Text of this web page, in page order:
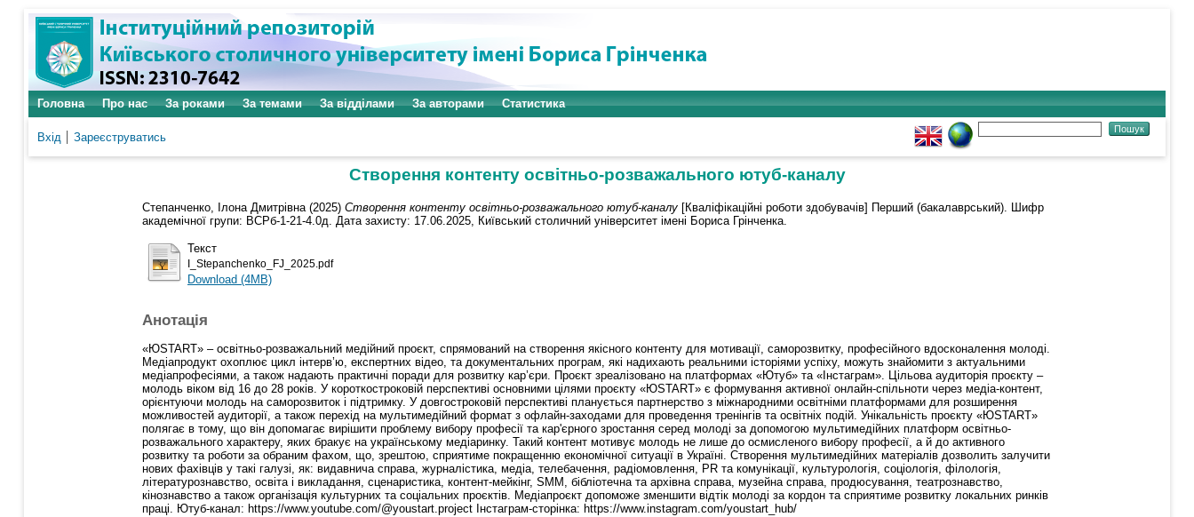
Головна Про нас За роками За темами За відділами За авторами Статистика
Вхід Зареєструватись
Створення контенту освітньо-розважального ютуб-каналу
Степанченко, Ілона Дмитрівна (2025) Створення контенту освітньо-розважального ютуб-каналу [Кваліфікаційні роботи здобувачів] Перший (бакалаврський). Шифр
академічної групи: ВСРб-1-21-4.0д. Дата захисту: 17.06.2025, Київський столичний університет імені Бориса Грінченка.
Текст
I_Stepanchenko_FJ_2025.pdf
Download (4MB)
Анотація
«ЮSTART» – освітньо-розважальний медійний проєкт, спрямований на створення якісного контенту для мотивації, саморозвитку, професійного вдосконалення молоді.
Медіапродукт охоплює цикл інтерв’ю, експертних відео, та документальних програм, які надихають реальними історіями успіху, можуть знайомити з актуальними
медіапрофесіями, а також надають практичні поради для розвитку кар’єри. Проєкт зреалізовано на платформах «Ютуб» та «Інстаграм». Цільова аудиторія проєкту –
молодь віком від 16 до 28 років. У короткостроковій перспективі основними цілями проєкту «ЮSTART» є формування активної онлайн-спільноти через медіа-контент,
орієнтуючи молодь на саморозвиток і підтримку. У довгостроковій перспективі планується партнерство з міжнародними освітніми платформами для розширення
можливостей аудиторії, а також перехід на мультимедійний формат з офлайн-заходами для проведення тренінгів та освітніх подій. Унікальність проєкту «ЮSTART»
полягає в тому, що він допомагає вирішити проблему вибору професії та кар'єрного зростання серед молоді за допомогою мультимедійних платформ освітньо-
розважального характеру, яких бракує на українському медіаринку. Такий контент мотивує молодь не лише до осмисленого вибору професії, а й до активного
розвитку та роботи за обраним фахом, що, зрештою, сприятиме покращенню економічної ситуації в Україні. Створення мультимедійних матеріалів дозволить залучити
нових фахівців у такі галузі, як: видавнича справа, журналістика, медіа, телебачення, радіомовлення, PR та комунікації, культурологія, соціологія, філологія,
літературознавство, освіта і викладання, сценаристика, контент-мейкінг, SMM, бібліотечна та архівна справа, музейна справа, продюсування, театрознавство,
кінознавство а також організація культурних та соціальних проєктів. Медіапроєкт допоможе зменшити відтік молоді за кордон та сприятиме розвитку локальних ринків
праці. Ютуб-канал: https://www.youtube.com/@youstart.project Інстаграм-сторінка: https://www.instagram.com/youstart_hub/